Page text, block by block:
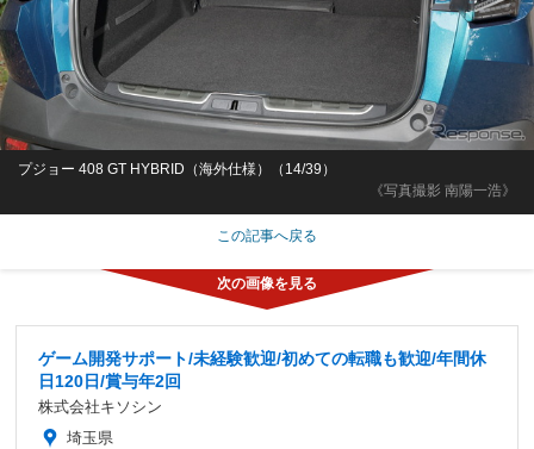
《写真撮影 南陽一浩》
プジョー 408 GT HYBRID（海外仕様）（14/39）
この記事へ戻る
ゲーム開発サポート/未経験歓迎/初めての転職も歓迎/年間休
日120日/賞与年2回
株式会社キソシン
埼玉県